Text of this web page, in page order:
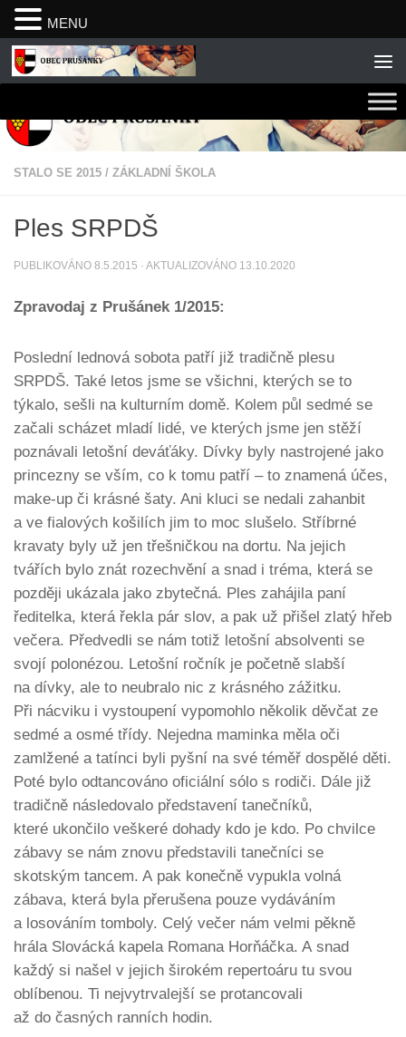
Skip to content
STALO SE 2015 / ZÁKLADNÍ ŠKOLA
Ples SRPDŠ
PUBLIKOVÁNO 8.5.2015 · AKTUALIZOVÁNO 13.10.2020
Zpravodaj z Prušánek 1/2015:
Poslední lednová sobota patří již tradičně plesu
SRPDŠ. Také letos jsme se všichni, kterých se to
týkalo, sešli na kulturním domě. Kolem půl sedmé se
začali scházet mladí lidé, ve kterých jsme jen stěží
poznávali letošní deváťáky. Dívky byly nastrojené jako
princezny se vším, co k tomu patří – to znamená účes,
make-up či krásné šaty. Ani kluci se nedali zahanbit
a ve fialových košilích jim to moc slušelo. Stříbrné
kravaty byly už jen třešničkou na dortu. Na jejich
tvářích bylo znát rozechvění a snad i tréma, která se
později ukázala jako zbytečná. Ples zahájila paní
ředitelka, která řekla pár slov, a pak už přišel zlatý hřeb
večera. Předvedli se nám totiž letošní absolventi se
svojí polonézou. Letošní ročník je početně slabší
na dívky, ale to neubralo nic z krásného zážitku.
Při nácviku i vystoupení vypomohlo několik děvčat ze
sedmé a osmé třídy. Nejedna maminka měla oči
zamlžené a tatínci byli pyšní na své téměř dospělé děti.
Poté bylo odtancováno oficiální sólo s rodiči. Dále již
tradičně následovalo představení tanečníků,
které ukončilo veškeré dohady kdo je kdo. Po chvilce
zábavy se nám znovu představili tanečníci se
skotským tancem. A pak konečně vypukla volná
zábava, která byla přerušena pouze vydáváním
a losováním tomboly. Celý večer nám velmi pěkně
hrála Slovácká kapela Romana Horňáčka. A snad
každý si našel v jejich širokém repertoáru tu svou
oblíbenou. Ti nejvytrvalejší se protancovali
až do časných ranních hodin.
MENU